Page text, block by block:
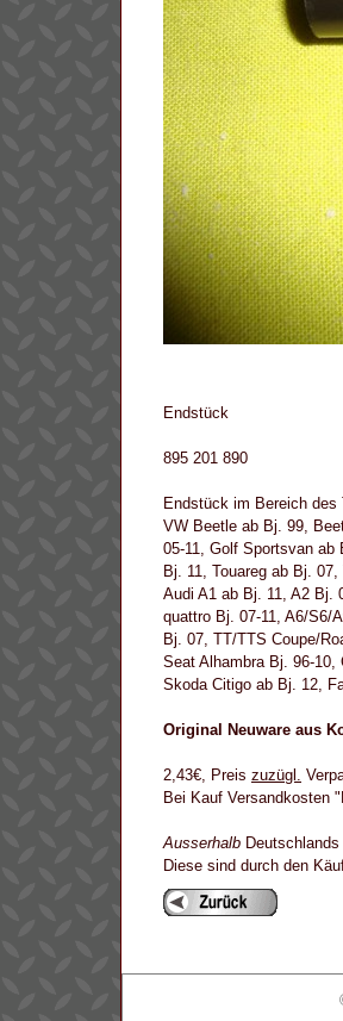
Endstück
895 201 890
Endstück im Bereich des
VW Beetle ab Bj. 99,
05-11, Golf Sportsvan ab
Bj. 11, Touareg ab Bj.
Audi A1 ab Bj. 11, A2 Bj.
quattro Bj. 07-11, A6/S6/
Bj. 07, TT/TTS Coupe/
Seat Alhambra Bj. 96-
Skoda Citigo ab Bj. 12,
Original Neuware aus
2,43€, Preis zuzügl.
Bei Kauf Versandkosten
Ausserhalb
Diese sind durch den